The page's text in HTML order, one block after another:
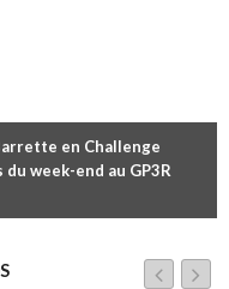
en Challenge
week-end au GP3R